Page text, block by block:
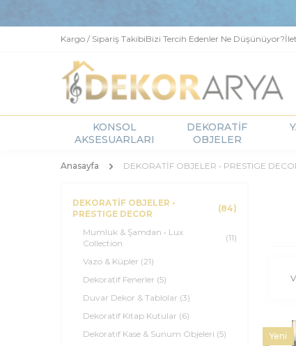
Kargo / Sipariş TakibiBizi Tercih Edenler Ne Düşünüyor?
KONSOL
AKSESUARLARI
DEKORATİF
OBJELER
Anasayfa DEKORATİF OBJELER • PRESTIGE
DEKORATİF OBJELER •
PRESTIGE DECOR
(84)
Mumluk & Şamdan • Lux
Collection
(11)
Vazo & Küpler (21)
Dekoratif Fenerler (5)
Duvar Dekor & Tablolar (3)
Dekoratif Kitap Kutular (6)
Dekoratif Kase & Sunum Objeleri (5)
Yeni